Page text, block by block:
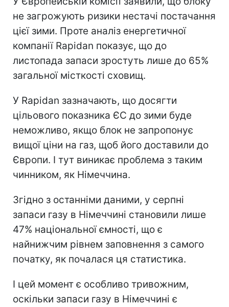
не загрожують ризики нестачі постачання
цієї зими. Проте аналіз енергетичної
компанії Rapidan показує, що до
листопада запаси зростуть лише до 65%
загальної місткості сховищ.
У Rapidan зазначають, що досягти
цільового показника ЄС до зими буде
неможливо, якщо блок не запропонує
вищої ціни на газ, щоб його доставили до
Європи. І тут виникає проблема з таким
чинником, як Німеччина.
Згідно з останніми даними, у серпні
запаси газу в Німеччині становили лише
47% національної ємності, що є
найнижчим рівнем заповнення з самого
початку, як почалася ця статистика.
І цей момент є особливо тривожним,
оскільки запаси газу в Німеччині є